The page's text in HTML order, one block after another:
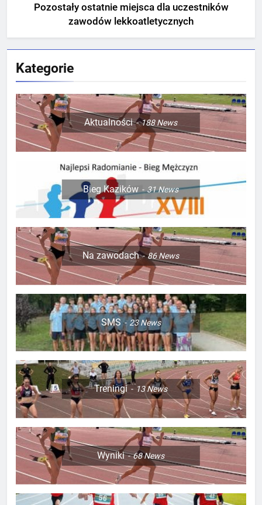
Pozostały ostatnie miejsca dla uczestników
zawodów lekkoatletycznych
Kategorie
Aktualności 188News
Bieg Kazików 31News
Na zawodach 86News
SMS 23News
Treningi 13News
Wyniki 68News